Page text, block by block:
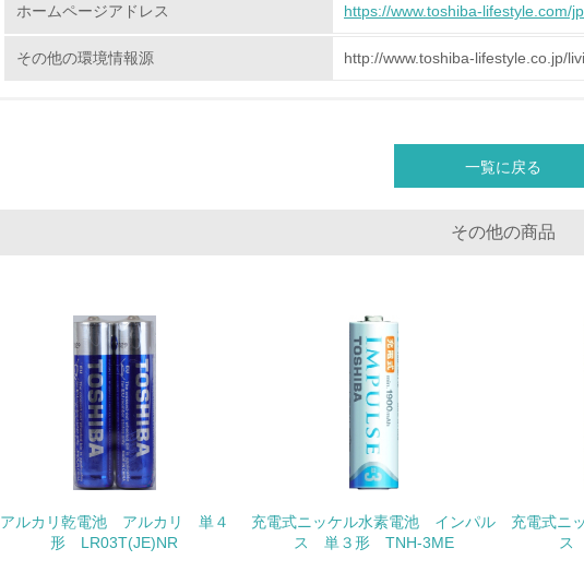
環境配慮型製品・サービスの
<L2> 環境配慮型製品・サービスの製造・販売状況を把握し、
14. <L2> 購入している製品・サービスの量と種類を把握し、具体的
非該当（包装・物流を必要とする業務を行っていない）
15. <L1> 環境負荷ができるだけ小さい包装・梱包を行っている
16. <L2> 環境負荷ができるだけ小さい物流を行っている
ホームページアドレス https://www.toshiba-lifestyle.com/
その他の環境情報源 http://www.toshiba-lifestyle.co.jp/
一覧に戻る
その他の商品
アルカリ乾電池 アルカリ 単４
形 LR03T(JE)NR
充電式ニッケル水素電池 インパル
ス 単３形 TNH-3ME
充電式ニ
ス